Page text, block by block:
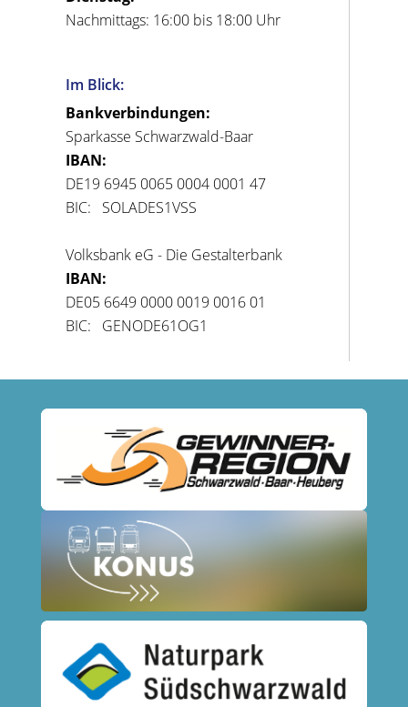
Nachmittags: 16:00 bis 18:00 Uhr
Im Blick:
Bankverbindungen:
Sparkasse Schwarzwald-Baar
IBAN:
DE19 6945 0065 0004 0001 47
BIC: SOLADES1VSS
Volksbank eG - Die Gestalterbank
IBAN:
DE05 6649 0000 0019 0016 01
BIC: GENODE61OG1